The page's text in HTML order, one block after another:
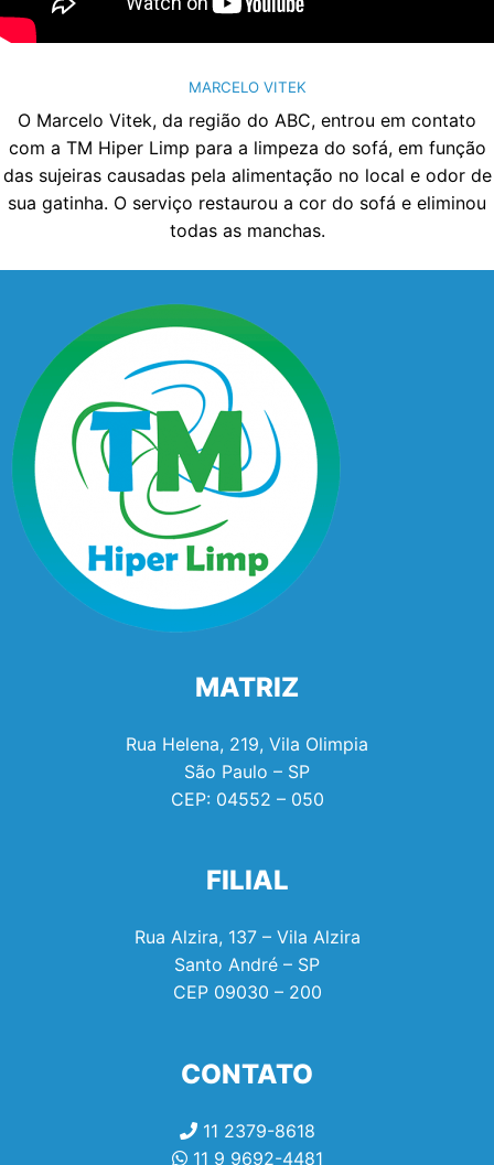
MARCELO VITEK
O Marcelo Vitek, da região do ABC, entrou em contato
com a TM Hiper Limp para a limpeza do sofá, em função
das sujeiras causadas pela alimentação no local e odor de
sua gatinha. O serviço restaurou a cor do sofá e eliminou
todas as manchas.
MATRIZ
Rua Helena, 219, Vila Olimpia
São Paulo – SP
CEP: 04552 – 050
FILIAL
Rua Alzira, 137 – Vila Alzira
Santo André – SP
CEP 09030 – 200
CONTATO
11 2379-8618
11 9 9692-4481